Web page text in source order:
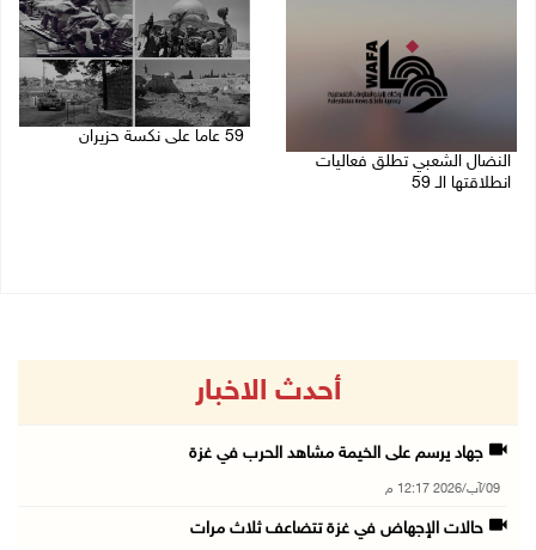
النضال الشعبي تطلق فعاليات
انطلاقتها الـ 59
59 عاما على نكسة حزيران
أحدث الاخبار
جهاد يرسم على الخيمة مشاهد الحرب في غزة
09/آب/2026 12:17 م
حالات الإجهاض في غزة تتضاعف ثلاث مرات